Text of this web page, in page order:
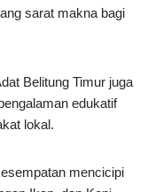
sarat makna bagi
Belitung Timur juga
edukatif
lokal.
mencicipi